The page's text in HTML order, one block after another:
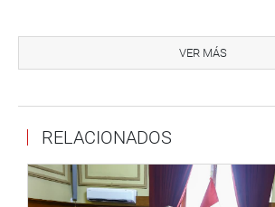
distrito de Zaña, por el 458.º aniversario
política, sector creado con el nombre
“Saludo al alcalde distrital Luis Rolando
administrativos, autoridades políticas,
eclesiásticas, a los representantes de la
VER MÁS
RELACIONADOS